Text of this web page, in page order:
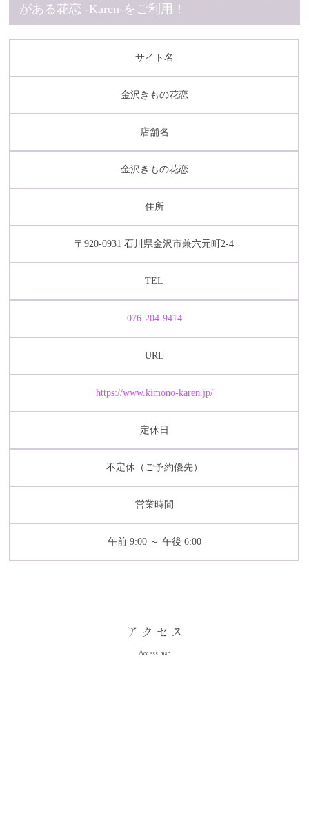
がある花恋 -Karen-をご利用！
サイト名
金沢きもの花恋
店舗名
金沢きもの花恋
住所
〒920-0931 石川県金沢市兼六元町2-4
TEL
076-204-9414
URL
https://www.kimono-karen.jp/
定休日
不定休（ご予約優先）
営業時間
午前 9:00 ～ 午後 6:00
Access map